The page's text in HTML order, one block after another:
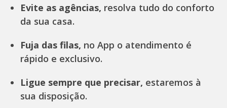
Evite as agências, resolva tudo do conforto
da sua casa.
Fuja das filas, no App o atendimento é
rápido e exclusivo.
Ligue sempre que precisar, estaremos à
sua disposição.